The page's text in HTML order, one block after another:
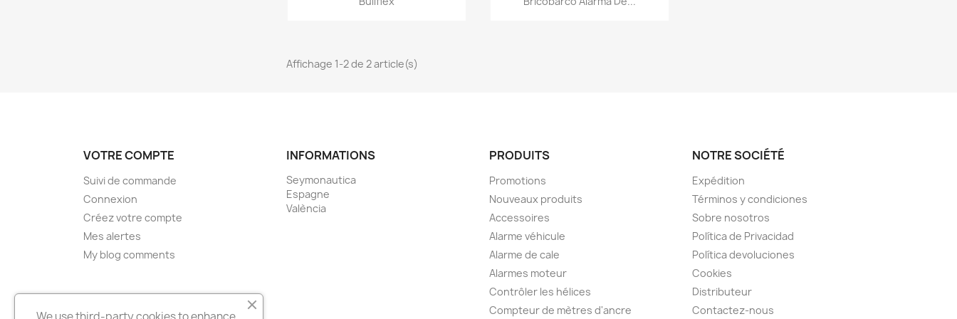
Affichage 1-2 de 2 article(s)
VOTRE COMPTE
Suivi de commande
Connexion
Créez votre compte
Mes alertes
My blog comments
INFORMATIONS
Seymonautica
Espagne
València
PRODUITS
Promotions
Nouveaux produits
Accessoires
Alarme véhicule
Alarme de cale
Alarmes moteur
Contrôler les hélices
Compteur de mètres d'ancre
NOTRE SOCIÉTÉ
Expédition
Términos y condiciones
Sobre nosotros
Política de Privacidad
Política devoluciones
Cookies
Distributeur
Contactez-nous